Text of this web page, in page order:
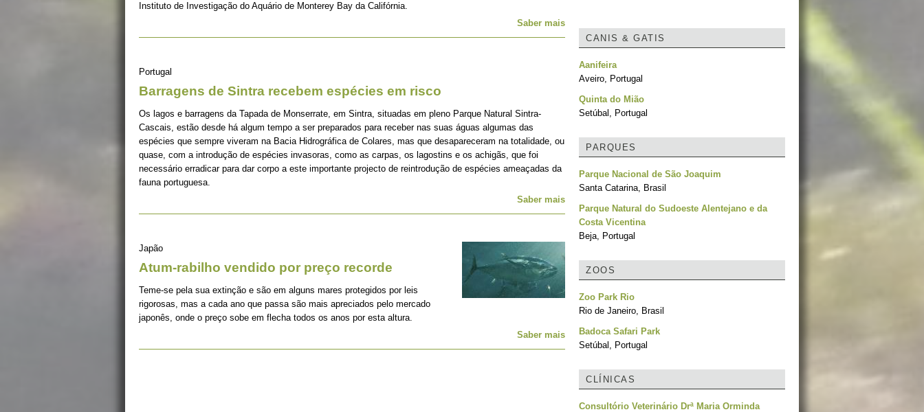
Instituto de Investigação do Aquário de Monterey Bay da Califórnia.
Saber mais
Portugal
Barragens de Sintra recebem espécies em risco
Os lagos e barragens da Tapada de Monserrate, em Sintra, situadas em pleno Parque Natural Sintra-
Cascais, estão desde há algum tempo a ser preparados para receber nas suas águas algumas das
espécies que sempre viveram na Bacia Hidrográfica de Colares, mas que desapareceram na totalidade, ou
quase, com a introdução de espécies invasoras, como as carpas, os lagostins e os achigãs, que foi
necessário erradicar para dar corpo a este importante projecto de reintrodução de espécies ameaçadas da
fauna portuguesa.
Saber mais
Japão
Atum-rabilho vendido por preço recorde
Teme-se pela sua extinção e são em alguns mares protegidos por leis
rigorosas, mas a cada ano que passa são mais apreciados pelo mercado
japonês, onde o preço sobe em flecha todos os anos por esta altura.
Saber mais
CANIS & GATIS
Aanifeira
Aveiro, Portugal
Quinta do Mião
Setúbal, Portugal
PARQUES
Parque Nacional de São Joaquim
Santa Catarina, Brasil
Parque Natural do Sudoeste Alentejano e da
Costa Vicentina
Beja, Portugal
ZOOS
Zoo Park Rio
Rio de Janeiro, Brasil
Badoca Safari Park
Setúbal, Portugal
CLÍNICAS
Consultório Veterinário Drª Maria Orminda